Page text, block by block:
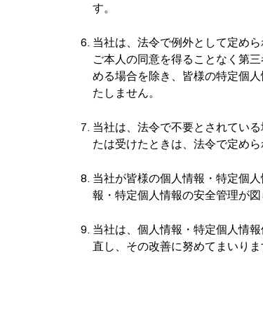
す。
当社は、法令で例外として定め
ご本人の同意を得ることなく第
める場合を除き、皆様の特定個
たしません。
当社は、法令で不要とされてい
たは受けたときは、法令で定め
当社が皆様の個人情報・特定個
報・特定個人情報の安全管理が
当社は、個人情報・特定個人情
直し、その改善に努めてまいりま